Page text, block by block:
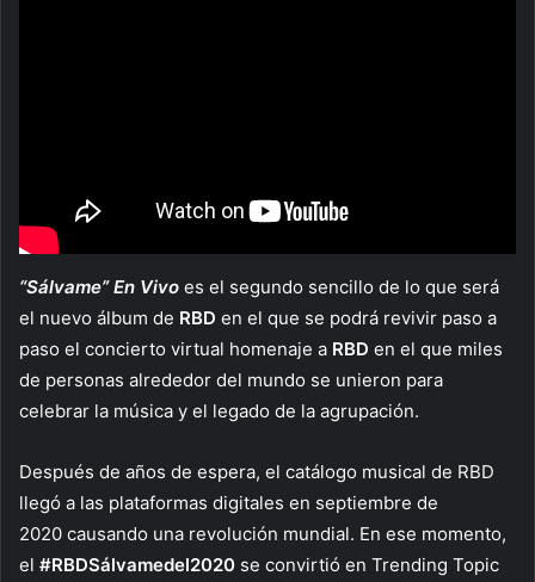
“Sálvame” En Vivo es el segundo sencillo de lo que será
el nuevo álbum de RBD en el que se podrá revivir paso a
paso el concierto virtual homenaje a RBD en el que miles
de personas alrededor del mundo se unieron para
celebrar la música y el legado de la agrupación.
Después de años de espera, el catálogo musical de RBD
llegó a las plataformas digitales en septiembre de
2020 causando una revolución mundial. En ese momento,
el #RBDSálvamedel2020 se convirtió en Trending Topic